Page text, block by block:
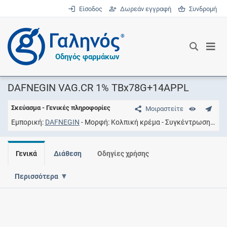
Είσοδος Δωρεάν εγγραφή Συνδρομή
®
Οδηγός φαρμάκων
DAFNEGIN VAG.CR 1% TBx78G+14APPL
Μοιραστείτε
Σκεύασμα - Γενικές πληροφορίες
Εμπορική DAFNEGIN Μορφή Κολπική κρέμα Συγκέντρωση
Γενικά Διάθεση Οδηγίες χρήσης
Περισσότερα